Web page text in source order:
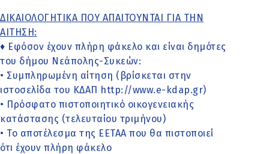
ΔΙΚΑΙΟΛΟΓΗΤΙΚΑ ΠΟΥ ΑΠΑΙΤΟΥΝΤΑΙ ΓΙΑ ΤΗΝ
ΑΙΤΗΣΗ:
♦ Εφόσον έχουν πλήρη φάκελο και είναι δημότες
του δήμου Νεάπολης-Συκεών:
• Συμπληρωμένη αίτηση (βρίσκεται στην
ιστοσελίδα του ΚΔΑΠ http://www.e-kdap.gr)
• Πρόσφατο πιστοποιητικό οικογενειακής
κατάστασης (τελευταίου τριμήνου)
• Το αποτέλεσμα της ΕΕΤΑΑ που θα πιστοποιεί
ότι έχουν πλήρη φάκελο